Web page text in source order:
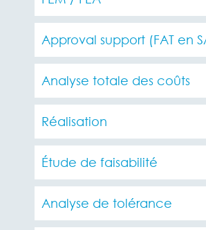
Approval support (FAT en
Analyse totale des coûts
Réalisation
Étude de faisabilité
Analyse de tolérance